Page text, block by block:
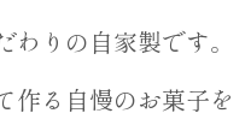
わりの自家製です。
作る自慢のお菓子を